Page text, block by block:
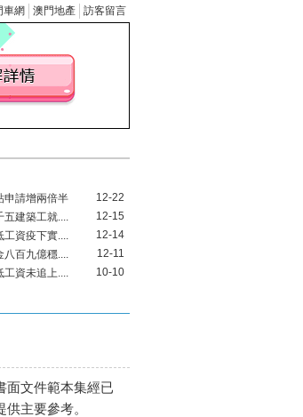
訪客留言
澳門地產
車網
申請增兩倍半
12-22
五建築工就....
12-15
工資疫下實....
12-14
八百九億穩....
12-11
工資未追上....
10-10
成交量料回升
費物價指數....
文件範本集經已
主要參考。